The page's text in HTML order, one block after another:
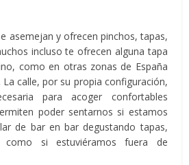
asemejan y ofrecen pinchos, tapas,
incluso te ofrecen alguna tapa
como en otras zonas de España
calle, por su propia configuración,
para acoger confortables
poder sentarnos si estamos
de bar en bar degustando tapas,
como si estuviéramos fuera de